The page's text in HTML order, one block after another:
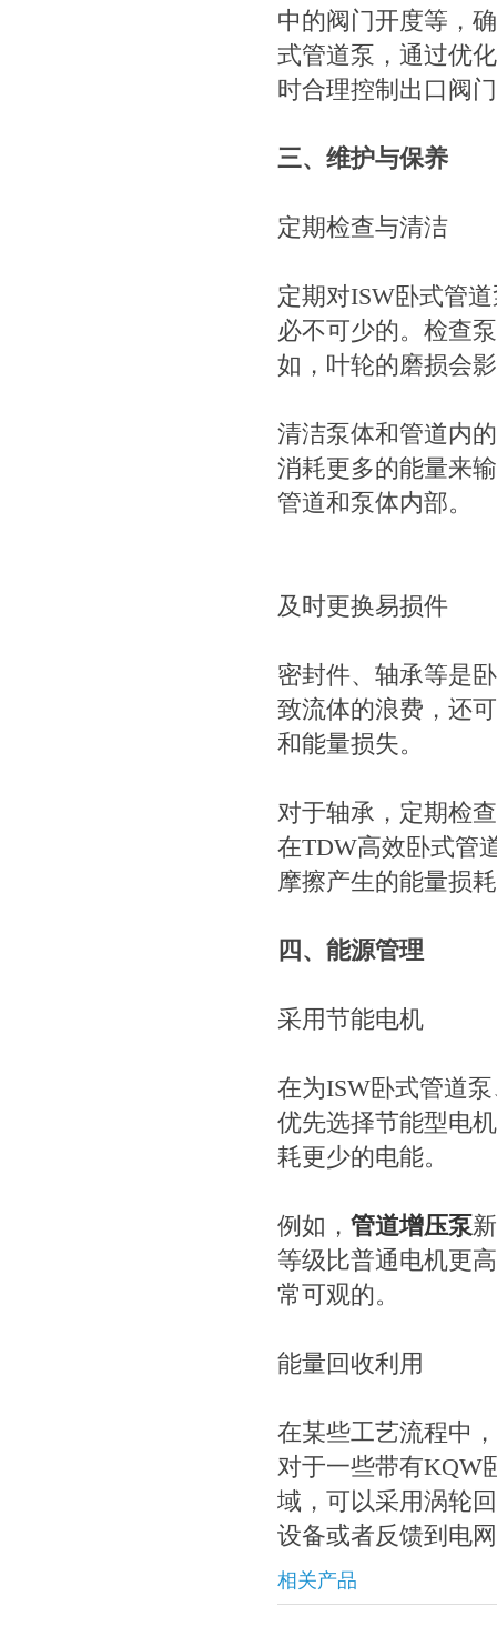
中的阀门开度等，
式管道泵，通过优
时合理控制出口阀
三、维护与保养
定期检查与清洁
定期对ISW卧式管
必不可少的。检查
如，叶轮的磨损会
清洁泵体和管道内
消耗更多的能量来
管道和泵体内部。
及时更换易损件
密封件、轴承等是
致流体的浪费，还
和能量损失。
对于轴承，定期检
在TDW高效卧式管
摩擦产生的能量损
四、能源管理
采用节能电机
在为ISW卧式管道
优先选择节能型电
耗更少的电能。
例如， 管道增压泵
等级比普通电机更
常可观的。
能量回收利用
在某些工艺流程中
对于一些带有KQW
域，可以采用涡轮
设备或者反馈到电
相关产品